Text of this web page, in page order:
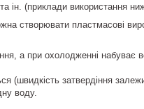
ін. (приклади використання
створювати пластмасові
а при охолодженні набуває
(швидкість затвердіння
воду.